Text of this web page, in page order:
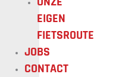
EIGEN
FIETSROUTE
JOBS
CONTACT